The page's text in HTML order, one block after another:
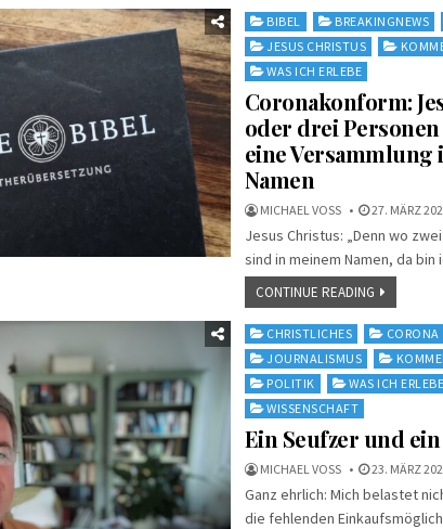
Posted
in
BIBEL BREAKINGNEWS
JESUS CHRISTUS
WAS ICH ERLEBE
Coronakonform:
oder drei
eine Versammlung
Namen
MICHAEL VOSS 27. MÄRZ
Jesus Christus: „Denn wo
sind in meinem Namen, da bin
CONTINUE READING
Posted
in
CHRISTLICHES CORONA
JOURNALISMUS
POLITIK
WAS ICH ERLEBE
WISSENSCHAFT
Ein Seufzer und
MICHAEL VOSS 23. MÄRZ
Ganz ehrlich: Mich belastet
die fehlenden